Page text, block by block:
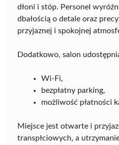
dłoni i stóp. Personel
dbałością o detale oraz
przyjaznej i spokojnej
Dodatkowo, salon
Wi-Fi,
bezpłatny parking,
możliwość płatności
Miejsce jest otwarte i
transpłciowych, a